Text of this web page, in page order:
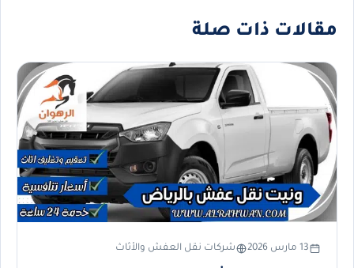
مقالات ذات صلة
13 مارس 2026 شركات نقل العفش والأثاث